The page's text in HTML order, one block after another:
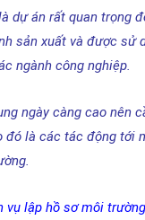
dự án rất quan trọng
sản xuất và được sử
ngành công nghiệp.
ngày càng cao nên
là các tác động tới
vụ lập hồ sơ môi